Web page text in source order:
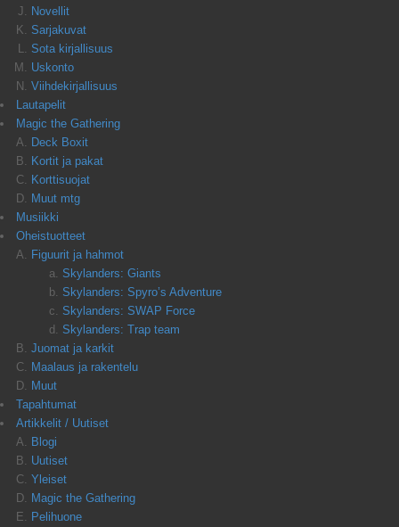
Novellit
Sarjakuvat
Sota kirjallisuus
Uskonto
Viihdekirjallisuus
Lautapelit
Magic the Gathering
Deck Boxit
Kortit ja pakat
Korttisuojat
Muut mtg
Musiikki
Oheistuotteet
Figuurit ja hahmot
Skylanders: Giants
Skylanders: Spyro’s Adventure
Skylanders: SWAP Force
Skylanders: Trap team
Juomat ja karkit
Maalaus ja rakentelu
Muut
Tapahtumat
Artikkelit / Uutiset
Blogi
Uutiset
Yleiset
Magic the Gathering
Pelihuone